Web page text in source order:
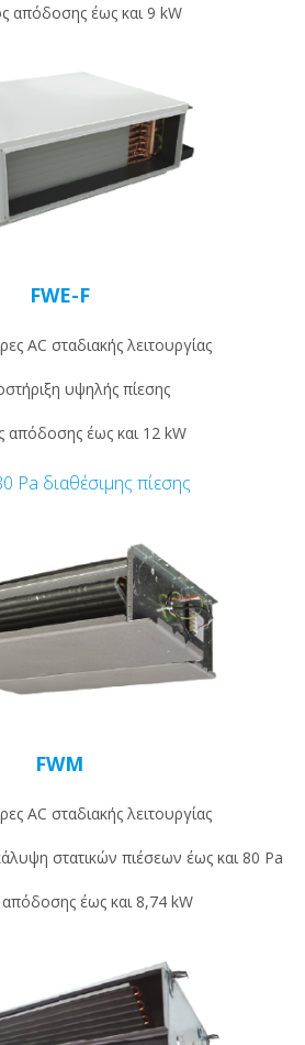
απόδοσης έως και 9 kW
FWE-F
AC σταδιακής λειτουργίας
υψηλής πίεσης
απόδοσης έως και 12 kW
Pa διαθέσιμης πίεσης
FWM
AC σταδιακής λειτουργίας
στατικών πιέσεων έως και 80 Pa
έως και 8,74 kW